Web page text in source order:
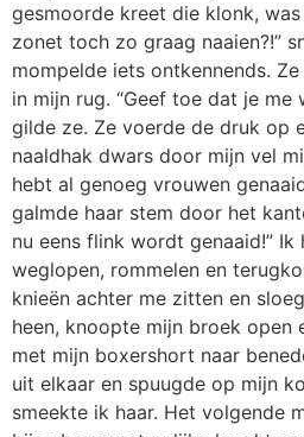
gesmoorde kreet die klonk, was
zonet toch zo graag naaien?!”
mompelde iets ontkennends.
in mijn rug. “Geef toe dat je me
gilde ze. Ze voerde de druk op
naaldhak dwars door mijn vel
hebt al genoeg vrouwen
galmde haar stem door het
nu eens flink wordt genaaid!”
weglopen, rommelen en
knieën achter me zitten en
heen, knoopte mijn broek open
met mijn boxershort naar
uit elkaar en spuugde op mijn
smeekte ik haar. Het volgende